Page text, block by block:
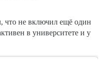
что не включил ещё один
в университете и у